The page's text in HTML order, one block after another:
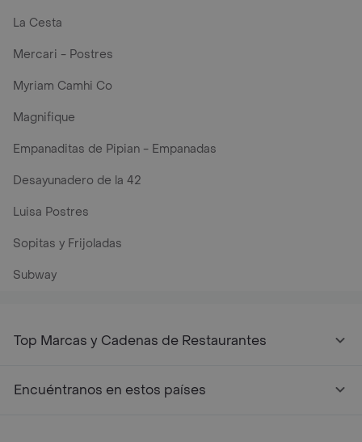
La Cesta
Mercari - Postres
Myriam Camhi Co
Magnifique
Empanaditas de Pipian - Empanadas
Desayunadero de la 42
Luisa Postres
Sopitas y Frijoladas
Subway
Top Marcas y Cadenas de Restaurantes
Encuéntranos en estos países